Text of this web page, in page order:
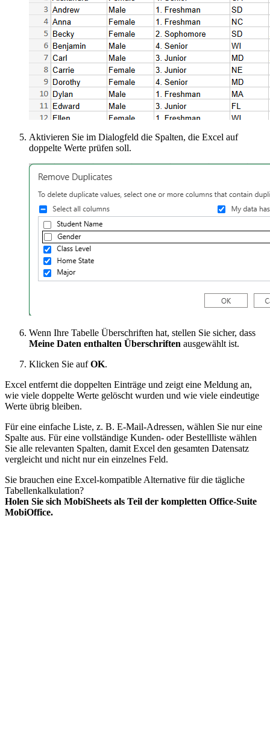
Aktivieren Sie im Dialogfeld die Spalten, die Excel auf
doppelte Werte prüfen soll.
Wenn Ihre Tabelle Überschriften hat, stellen Sie sicher, dass
Meine Daten enthalten Überschriften ausgewählt ist.
Klicken Sie aufOK.
Excel entfernt die doppelten Einträge und zeigt eine Meldung an,
wie viele doppelte Werte gelöscht wurden und wie viele eindeutige
Werte übrig bleiben.
Für eine einfache Liste, z. B. E‑Mail-Adressen, wählen Sie nur eine
Spalte aus. Für eine vollständige Kunden- oder Bestellliste wählen
Sie alle relevanten Spalten, damit Excel den gesamten Datensatz
vergleicht und nicht nur ein einzelnes Feld.
Sie brauchen eine Excel-kompatible Alternative für die tägliche
Tabellenkalkulation?
Holen Sie sich MobiSheets als Teil der kompletten Office-Suite
MobiOffice.